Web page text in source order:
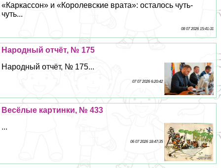
«Каркассон» и «Королевские врата»: осталось чуть-
чуть...
08 07 2026 15:41:31
Народный отчёт, № 175
Народный отчёт, № 175...
07 07 2026 6:20:42
Весёлые картинки, № 433
...
06 07 2026 18:47:35